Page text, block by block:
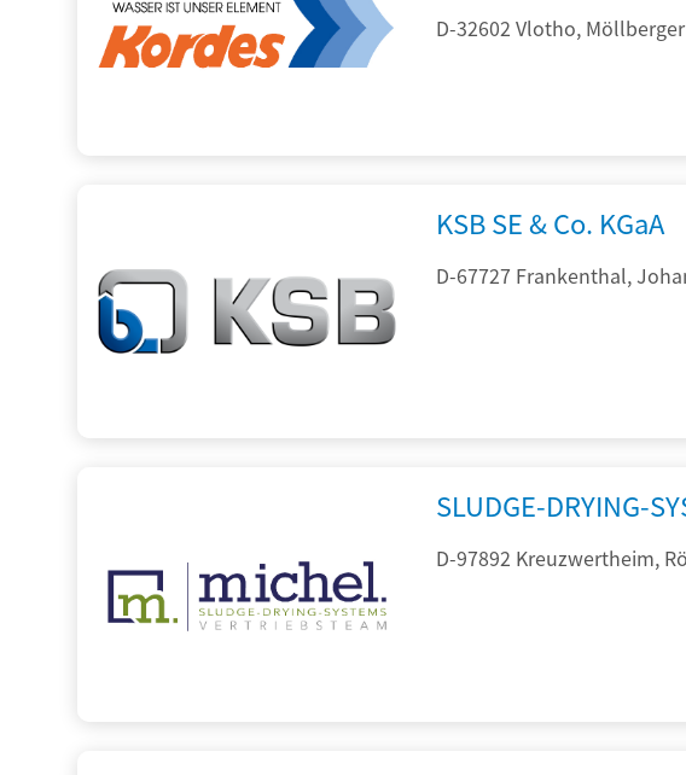
D-32602 Vlotho,
KSB SE & Co. KGaA
D-67727 Frankenthal,
SLUDGE-DRYING-
D-97892 Kreuzwertheim,